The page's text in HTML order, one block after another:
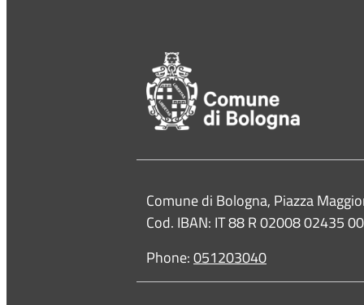
Contacts
Comune di Bologna, Piazza
Cod. IBAN: IT 88 R 02008 02435
Phone:051203040